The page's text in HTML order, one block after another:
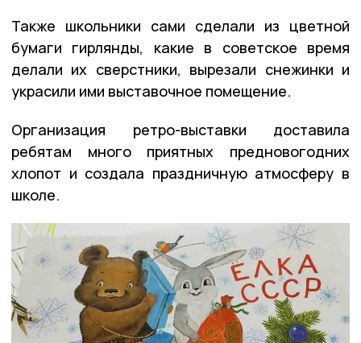
Также школьники сами сделали из цветной
бумаги гирлянды, какие в советское время
делали их сверстники, вырезали снежинки и
украсили ими выставочное помещение.
Организация ретро-выставки доставила
ребятам много приятных предновогодних
хлопот и создала праздничную атмосферу в
школе.